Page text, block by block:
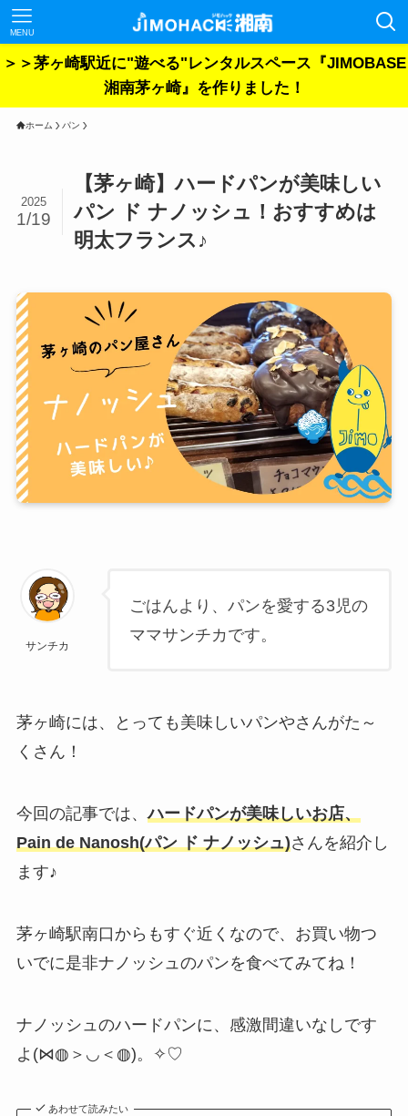
MENU
＞＞茅ヶ崎駅近に"遊べる"レンタルスペース『JIMOBASE
湘南茅ヶ崎』を作りました！
ホーム パン
【茅ヶ崎】ハードパンが美味しい
パン ド ナノッシュ！おすすめは
明太フランス♪
2025
1/19
サンチカ
ごはんより、パンを愛する3児の
ママサンチカです。
茅ヶ崎には、とっても美味しいパンやさんがた～
くさん！
今回の記事では、ハードパンが美味しいお店、
Pain de Nanosh(パン ド ナノッシュ)さんを紹介し
ます♪
茅ヶ崎駅南口からもすぐ近くなので、お買い物つ
いでに是非ナノッシュのパンを食べてみてね！
ナノッシュのハードパンに、感激間違いなしです
よ(⋈◍＞◡＜◍)。✧♡
あわせて読みたい